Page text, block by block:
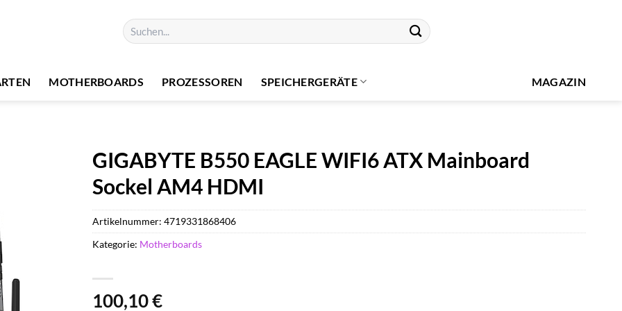
Suchen
nach:
MOTHERBOARDS PROZESSOREN SPEICHERGERÄTE MAGAZIN
GIGABYTE B550 EAGLE WIFI6 ATX Mainboard
Sockel AM4 HDMI
100,10€
Artikelnummer:4719331868406
Kategorie: Motherboards